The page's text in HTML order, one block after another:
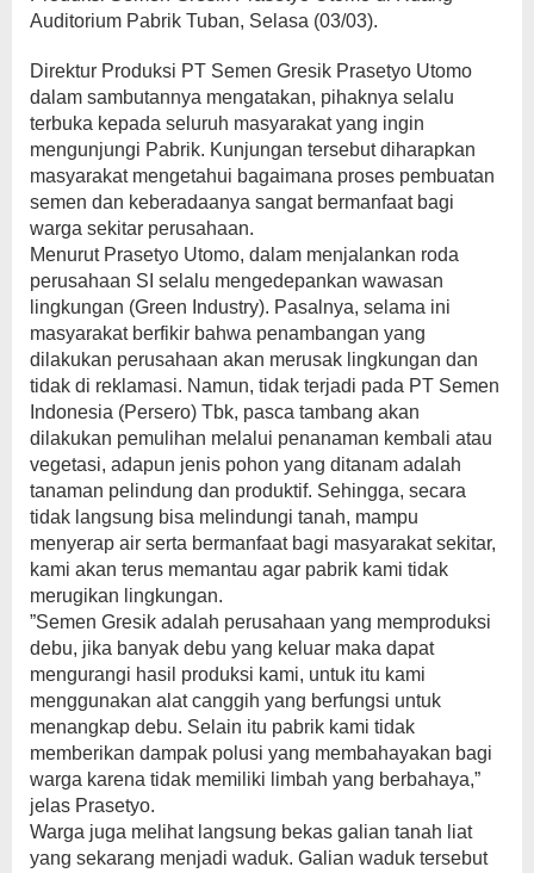
Auditorium Pabrik Tuban, Selasa (03/03).
Direktur Produksi PT Semen Gresik Prasetyo Utomo
dalam sambutannya mengatakan, pihaknya selalu
terbuka kepada seluruh masyarakat yang ingin
mengunjungi Pabrik. Kunjungan tersebut diharapkan
masyarakat mengetahui bagaimana proses pembuatan
semen dan keberadaanya sangat bermanfaat bagi
warga sekitar perusahaan.
Menurut Prasetyo Utomo, dalam menjalankan roda
perusahaan SI selalu mengedepankan wawasan
lingkungan (Green Industry). Pasalnya, selama ini
masyarakat berfikir bahwa penambangan yang
dilakukan perusahaan akan merusak lingkungan dan
tidak di reklamasi. Namun, tidak terjadi pada PT Semen
Indonesia (Persero) Tbk, pasca tambang akan
dilakukan pemulihan melalui penanaman kembali atau
vegetasi, adapun jenis pohon yang ditanam adalah
tanaman pelindung dan produktif. Sehingga, secara
tidak langsung bisa melindungi tanah, mampu
menyerap air serta bermanfaat bagi masyarakat sekitar,
kami akan terus memantau agar pabrik kami tidak
merugikan lingkungan.
”Semen Gresik adalah perusahaan yang memproduksi
debu, jika banyak debu yang keluar maka dapat
mengurangi hasil produksi kami, untuk itu kami
menggunakan alat canggih yang berfungsi untuk
menangkap debu. Selain itu pabrik kami tidak
memberikan dampak polusi yang membahayakan bagi
warga karena tidak memiliki limbah yang berbahaya,”
jelas Prasetyo.
Warga juga melihat langsung bekas galian tanah liat
yang sekarang menjadi waduk. Galian waduk tersebut